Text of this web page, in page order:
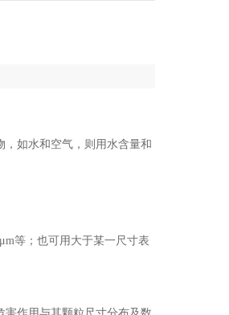
如水和空气，则用水含量和
等；也可用大于某一尺寸表